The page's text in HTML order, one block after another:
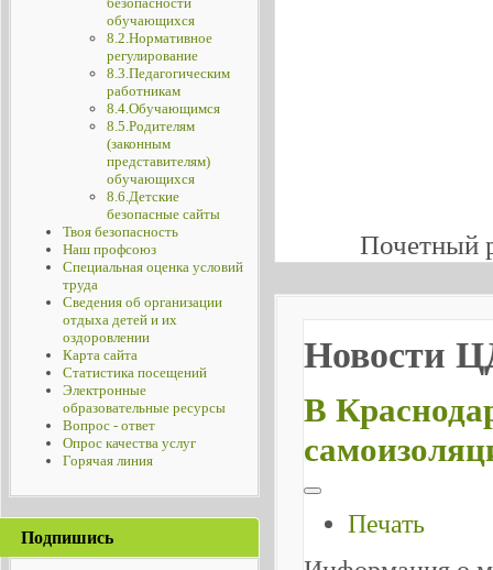
обучающихся
8.2.Нормативное
регулирование
8.3.Педагогическим
работникам
8.4.Обучающимся
8.5.Родителям
(законным
представителям)
обучающихся
8.6.Детские
безопасные сайты
Твоя безопасность
Наш профсоюз
Специальная оценка условий
труда
Сведения об организации
отдыха детей и их
оздоровлении
Карта сайта
Статистика посещений
Электронные
образовательные ресурсы
Вопрос - ответ
Опрос качества услуг
Горячая линия
Подпишись
Почетный
Новости
В
Печать